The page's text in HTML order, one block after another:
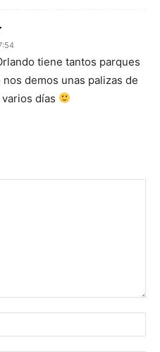
tiene tantos parques
demos unas palizas de
días